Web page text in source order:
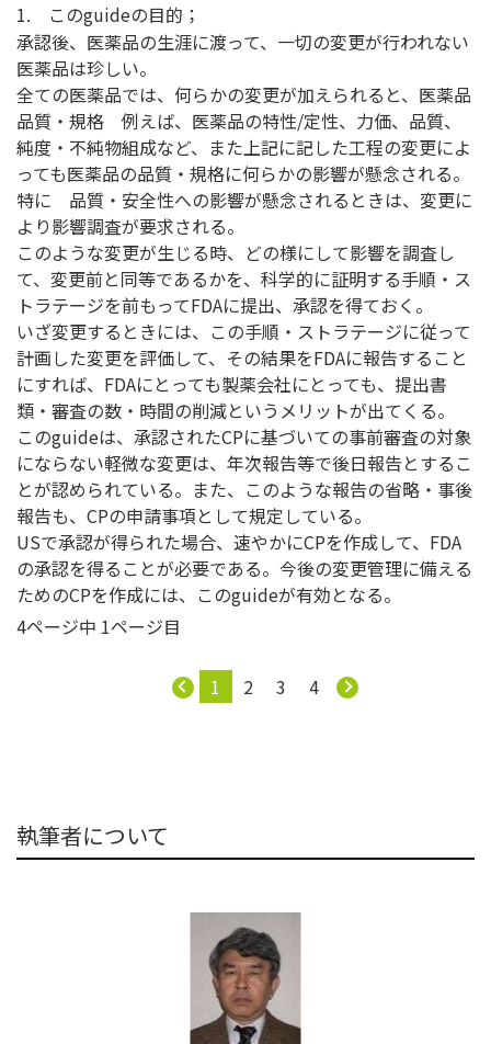
1.
このguideの目的；
承認後、医薬品の生涯に渡って、一切の変更が行われない
医薬品は珍しい。
全ての医薬品では、何らかの変更が加えられると、医薬品
品質・規格 例えば、医薬品の特性/定性、力価、品質、
純度・不純物組成など、また上記に記した工程の変更によ
っても医薬品の品質・規格に何らかの影響が懸念される。
特に 品質・安全性への影響が懸念されるときは、変更に
より影響調査が要求される。
このような変更が生じる時、どの様にして影響を調査し
て、変更前と同等であるかを、科学的に証明する手順・ス
トラテージを前もってFDAに提出、承認を得ておく。
いざ変更するときには、この手順・ストラテージに従って
計画した変更を評価して、その結果をFDAに報告すること
にすれば、FDAにとっても製薬会社にとっても、提出書
類・審査の数・時間の削減というメリットが出てくる。
このguideは、承認されたCPに基づいての事前審査の対象
にならない軽微な変更は、年次報告等で後日報告とするこ
とが認められている。また、このような報告の省略・事後
報告も、CPの申請事項として規定している。
USで承認が得られた場合、速やかにCPを作成して、FDA
の承認を得ることが必要である。今後の変更管理に備える
ためのCPを作成には、このguideが有効となる。
4ページ中 1ページ目
1 2 3 4
執筆者について